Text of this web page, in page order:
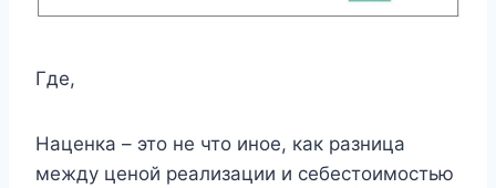
Где,
Наценка – это не что иное, как разница
между ценой реализации и себестоимостью